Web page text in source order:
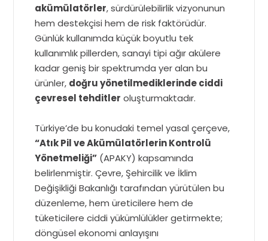
akümülatörler, sürdürülebilirlik vizyonunun
hem destekçisi hem de risk faktörüdür.
Günlük kullanımda küçük boyutlu tek
kullanımlık pillerden, sanayi tipi ağır akülere
kadar geniş bir spektrumda yer alan bu
ürünler, doğru yönetilmediklerinde ciddi
çevresel tehditler oluşturmaktadır.
Türkiye’de bu konudaki temel yasal çerçeve,
“Atık Pil ve Akümülatörlerin Kontrolü
Yönetmeliği” (APAKY) kapsamında
belirlenmiştir. Çevre, Şehircilik ve İklim
Değişikliği Bakanlığı tarafından yürütülen bu
düzenleme, hem üreticilere hem de
tüketicilere ciddi yükümlülükler getirmekte;
döngüsel ekonomi anlayışını